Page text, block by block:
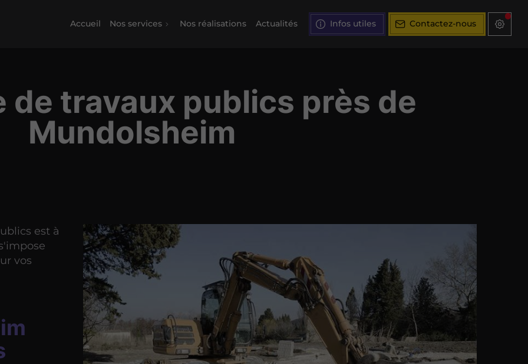
Accueil Nos services Nos réalisations Actualités Infos utiles Contactez-nous
de travaux publics près de
Mundolsheim
est à
vos